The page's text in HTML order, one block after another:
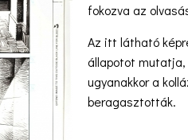
fokozva az
Az itt látható
állapotot
ugyanakkor a
beragasztották.